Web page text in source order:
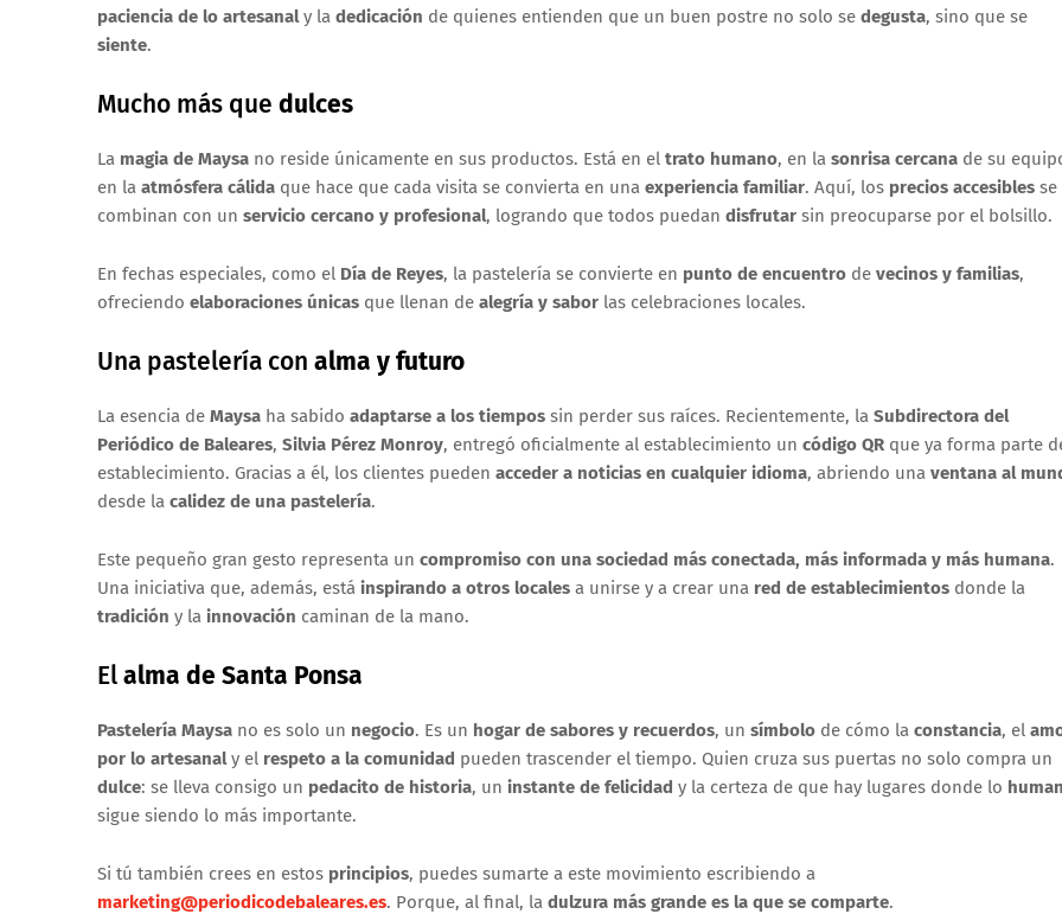
paciencia de lo artesanaly la dedicación de quienes entienden que un buen postre no solo se degusta, sino que se
siente.
Mucho más que dulces
La magia de Maysa no reside únicamente en sus productos. Está en el trato humano, en la sonrisa cercana de su
en la atmósfera cálida que hace que cada visita se convierta en una experiencia familiar. Aquí, los precios accesibles se
combinan con un servicio cercano y profesional, logrando que todos puedan disfrutar sin preocuparse por el bolsillo.
En fechas especiales, como el Día de Reyes, la pastelería se convierte en punto de encuentro de vecinos y familias,
ofreciendo elaboraciones únicas que llenan de alegría y sabor las celebraciones locales.
Una pastelería con alma y futuro
La esencia de Maysa ha sabido adaptarse a los tiempos sin perder sus raíces. Recientemente, la Subdirectora del
Periódico de Baleares, Silvia Pérez Monroy, entregó oficialmente al establecimiento un código QR que ya forma parte
establecimiento. Gracias a él, los clientes pueden acceder a noticias en cualquier idioma, abriendo una ventana al
desde la calidez de una pastelería.
Este pequeño gran gesto representa un compromiso con una sociedad más conectada, más informada y más humana.
Una iniciativa que, además, está inspirando a otros locales a unirse y a crear una red de establecimientos donde la
tradición y la innovación caminan de la mano.
Elalma de Santa Ponsa
Pastelería Maysa no es solo un negocio. Es un hogar de sabores y recuerdos, un símbolo de cómo la constancia, el
por lo artesanaly el respeto a la comunidad pueden trascender el tiempo. Quien cruza sus puertas no solo compra un
dulce: se lleva consigo un pedacito de historia, un instante de felicidad y la certeza de que hay lugares donde lo
sigue siendo lo más importante.
Si tú también crees en estos principios, puedes sumarte a este movimiento escribiendo a
marketing@periodicodebaleares.es. Porque, al final, la dulzura más grande es la que se comparte.